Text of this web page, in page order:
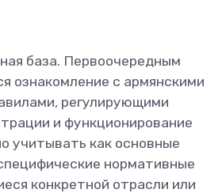
база. Первоочередным
ознакомление с армянскими
регулирующими
и функционирование
учитывать как основные
нормативные
конкретной отрасли или